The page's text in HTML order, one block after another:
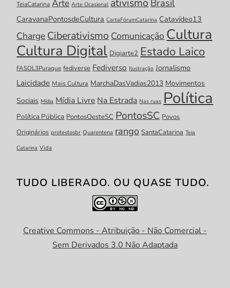
TeiaCatarina Arte Arte Ocasional Brasil
CaravanaPontosdeCultura CartaFórumCatarina Catavídeo13
Charge Ciberativismo Comunicação Cultura
Cultura Digital Digiarte2 Estado Laico
FASOL3Puraque fediverse Fediverso Ilustração Jornalismo
Laicidade Mais Cultura MarchaDasVadias2013 Movimentos
Sociais Mídia Mídia Livre Na Estrada Nas ruas Política
Política Pública PontosOesteSC PontosSC Povos
Originários protestosbr Quarentena rango SantaCatarina Teia
Catarina Vida
TUDO LIBERADO. OU QUASE TUDO.
Creative Commons - Atribuição - Não Comercial -
Sem Derivados 3.0 Não Adaptada